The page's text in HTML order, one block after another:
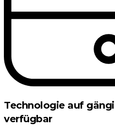
Technologie auf
verfügbar